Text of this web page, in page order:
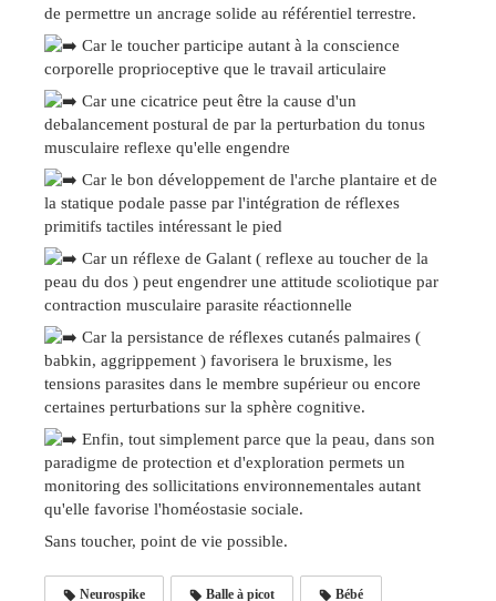
de permettre un ancrage solide au référentiel terrestre.
Car le toucher participe autant à la conscience
corporelle proprioceptive que le travail articulaire
Car une cicatrice peut être la cause d'un
debalancement postural de par la perturbation du tonus
musculaire reflexe qu'elle engendre
Car le bon développement de l'arche plantaire et de
la statique podale passe par l'intégration de réflexes
primitifs tactiles intéressant le pied
Car un réflexe de Galant ( reflexe au toucher de la
peau du dos ) peut engendrer une attitude scoliotique par
contraction musculaire parasite réactionnelle
Car la persistance de réflexes cutanés palmaires (
babkin, aggrippement ) favorisera le bruxisme, les
tensions parasites dans le membre supérieur ou encore
certaines perturbations sur la sphère cognitive.
Enfin, tout simplement parce que la peau, dans son
paradigme de protection et d'exploration permets un
monitoring des sollicitations environnementales autant
qu'elle favorise l'homéostasie sociale.
Sans toucher, point de vie possible.
Neurospike Balle à picot Bébé